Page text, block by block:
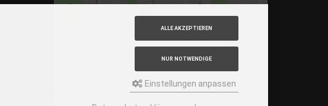
ALLE AKZEPTIEREN
NUR NOTWENDIGE
Einstellungen anpassen